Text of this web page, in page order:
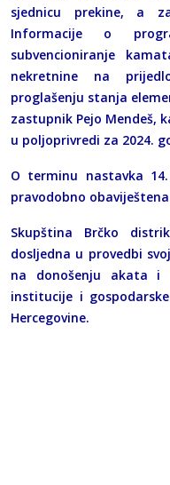
sjednicu prekine, a
Informacije o
subvencioniranje
nekretnine na
proglašenju stanja
zastupnik Pejo Mendeš,
u poljoprivredi za 2024.
O terminu nastavka
pravodobno
Skupština Brčko
dosljedna u provedbi
na donošenju akata i
institucije i
Hercegovine.